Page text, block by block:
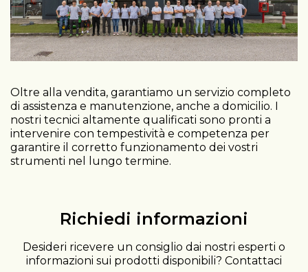
Oltre alla vendita, garantiamo un servizio completo
di assistenza e manutenzione, anche a domicilio. I
nostri tecnici altamente qualificati sono pronti a
intervenire con tempestività e competenza per
garantire il corretto funzionamento dei vostri
strumenti nel lungo termine.
Richiedi informazioni
Desideri ricevere un consiglio dai nostri esperti o
informazioni sui prodotti disponibili? Contattaci